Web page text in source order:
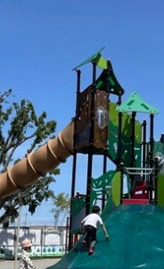
Sitakkeパートナー
・お問い合わせ 利用規約
ポリシー